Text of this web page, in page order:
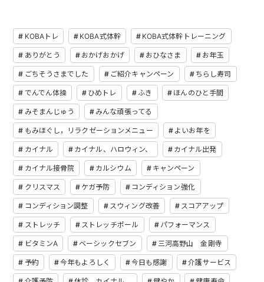
KOBAトレ KOBA式体幹 KOBA式体幹トレーニング
ありがとう おかげおかげ おひなさま お年玉
ごちそうさまでした ご紹介キャンペーン ちらし寿司
でんでん体操 ひめトレ ふき ほんのひと手間
みそまんじゅう みんな頑張ってる
もみほぐし，リラクゼーションメニュー よいお年を
カイナル カイナル、ハロウィン、 カイナル出発
カイナル接骨院 カルシウム キャンペーン
クリスマス ケガ予防 コンディション強化
コンディション調整 スウィング改善 スコアアップ
ストレッチ ストレッチポール パフォーマンス
ビタミンA ベーシックセブン 三河高野山 金剛寺
予約 今年もよろしく 今日も感謝 介護サービス